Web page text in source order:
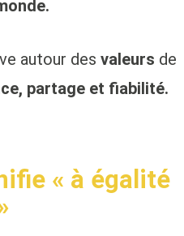
autour des valeurs de
partage et fiabilité.
« à égalité